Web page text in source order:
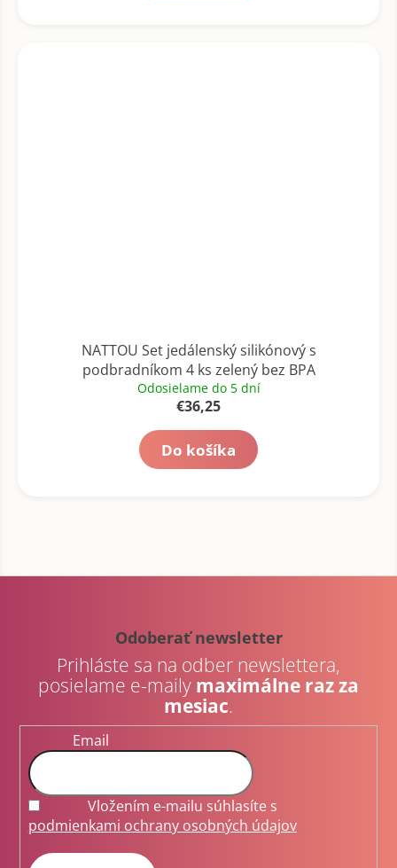
NATTOU Set jedálenský silikónový s
podbradníkom 4 ks zelený bez BPA
Odosielame do 5 dní
€36,25
Do košíka
Odoberať newsletter
Prihláste sa na odber newslettera,
posielame e-maily maximálne raz za
mesiac.
Email
Vložením e-mailu súhlasíte s
podmienkami ochrany osobných údajov